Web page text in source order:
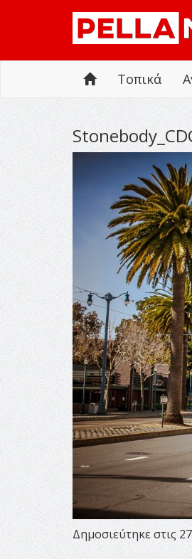
Τοπικά
Δημοσιεύτηκε στις